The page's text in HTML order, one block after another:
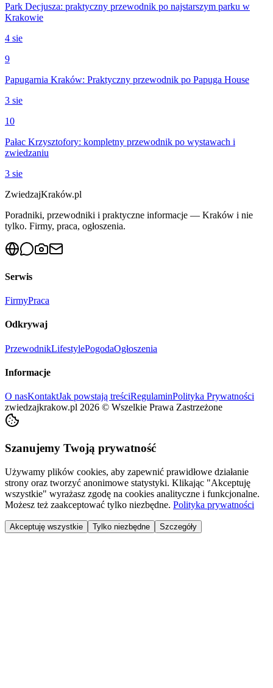
Park Decjusza: praktyczny przewodnik po najstarszym parku w
Krakowie
4 sie
9
Papugarnia Kraków: Praktyczny przewodnik po Papuga House
3 sie
10
Pałac Krzysztofory: kompletny przewodnik po wystawach i
zwiedzaniu
3 sie
ZwiedzajKraków.pl
Poradniki, przewodniki i praktyczne informacje — Kraków i nie
tylko. Firmy, praca, ogłoszenia.
Serwis
FirmyPraca
Odkrywaj
PrzewodnikLifestylePogodaOgłoszenia
Informacje
O nasKontaktJak powstają treściRegulaminPolityka Prywatności
zwiedzajkrakow.pl 2026 © Wszelkie Prawa Zastrzeżone
Szanujemy Twoją prywatność
Używamy plików cookies, aby zapewnić prawidłowe działanie
strony oraz tworzyć anonimowe statystyki. Klikając "Akceptuję
wszystkie" wyrażasz zgodę na cookies analityczne i funkcjonalne.
Możesz też zaakceptować tylko niezbędne. Polityka prywatności
Akceptuję wszystkie Tylko niezbędne Szczegóły